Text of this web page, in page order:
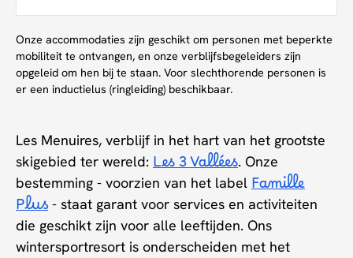
Onze accommodaties zijn geschikt om personen met beperkte
mobiliteit te ontvangen, en onze verblijfsbegeleiders zijn
opgeleid om hen bij te staan. Voor slechthorende personen is
er een inductielus (ringleiding) beschikbaar.
Les Menuires, verblijf in het hart van het grootste
skigebied ter wereld: Les 3 Vallées. Onze
bestemming - voorzien van het label Famille
Plus - staat garant voor services en activiteiten
die geschikt zijn voor alle leeftijden. Ons
wintersportresort is onderscheiden met het